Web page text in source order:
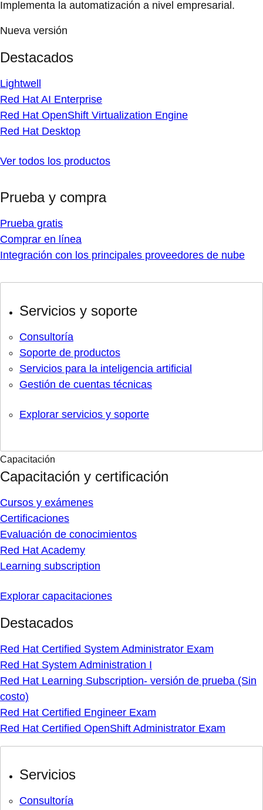
Implementa la automatización a nivel empresarial.
Nueva versión
Destacados
Lightwell
Red Hat AI Enterprise
Red Hat OpenShift Virtualization Engine
Red Hat Desktop
Ver todos los productos
Prueba y compra
Prueba gratis
Comprar en línea
Integración con los principales proveedores de nube
Servicios y soporte
Consultoría
Soporte de productos
Servicios para la inteligencia artificial
Gestión de cuentas técnicas
Explorar servicios y soporte
Capacitación
Capacitación y certificación
Cursos y exámenes
Certificaciones
Evaluación de conocimientos
Red Hat Academy
Learning subscription
Explorar capacitaciones
Destacados
Red Hat Certified System Administrator Exam
Red Hat System Administration I
Red Hat Learning Subscription- versión de prueba (Sin
costo)
Red Hat Certified Engineer Exam
Red Hat Certified OpenShift Administrator Exam
Servicios
Consultoría